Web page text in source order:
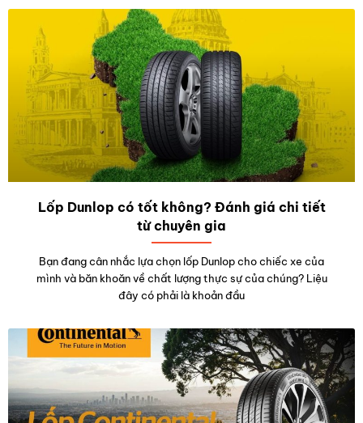
Lốp Dunlop có tốt không? Đánh giá chi tiết
từ chuyên gia
Bạn đang cân nhắc lựa chọn lốp Dunlop cho chiếc xe của
mình và băn khoăn về chất lượng thực sự của chúng? Liệu
đây có phải là khoản đầu